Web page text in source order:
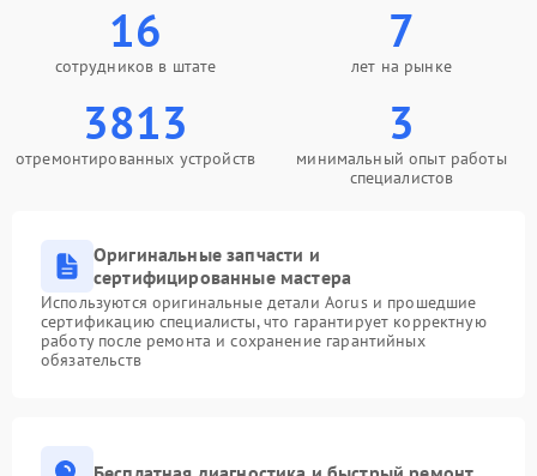
16
сотрудников в штате
7
лет на рынке
3813
отремонтированных устройств
3
минимальный опыт работы
специалистов
Оригинальные запчасти и
сертифицированные мастера
Используются оригинальные детали Aorus и прошедшие
сертификацию специалисты, что гарантирует корректную
работу после ремонта и сохранение гарантийных
обязательств